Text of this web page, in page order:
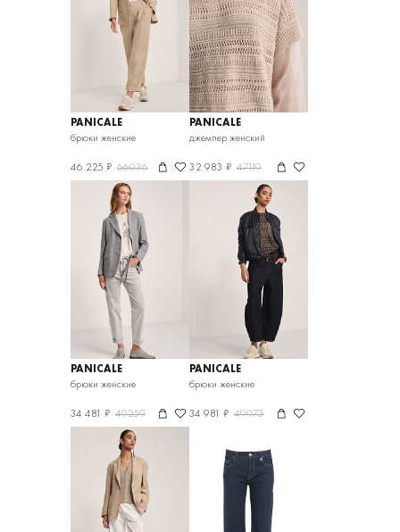
PANICALE
брюки женские
46 225 ₽ 66036
PANICALE
джемпер женский
32 983 ₽ 47119
PANICALE
брюки женские
34 481 ₽ 49259
PANICALE
брюки женские
34 981 ₽ 49973